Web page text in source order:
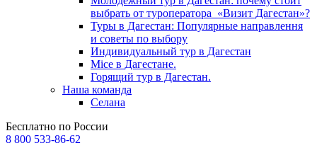
выбрать от туроператора «Визит Дагестан»?
Туры в Дагестан: Популярные направлення
и советы по выбору
Индивидуальный тур в Дагестан
Mice в Дагестане.
Горящий тур в Дагестан.
Наша команда
Селана
Бесплатно по России
8 800 533-86-62